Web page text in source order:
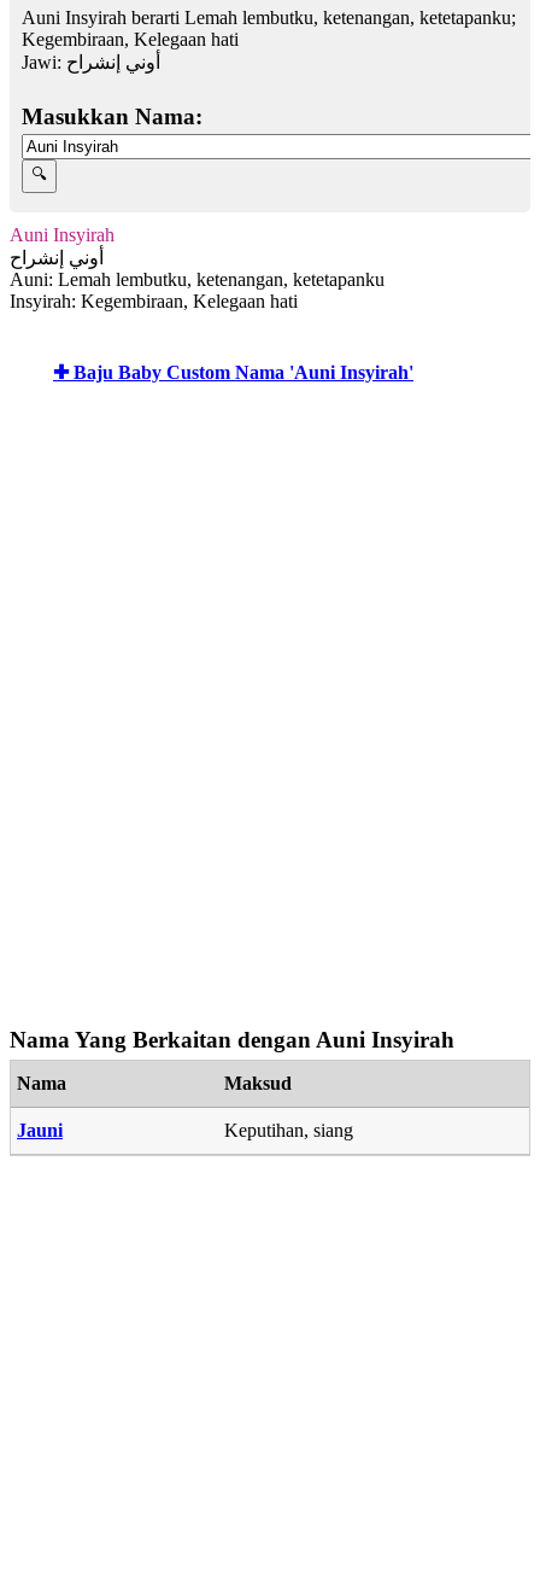
Auni Insyirah berarti Lemah lembutku, ketenangan, ketetapanku;
Kegembiraan, Kelegaan hati
Jawi: أوني إنشراح
Masukkan Nama:
Auni Insyirah
أوني إنشراح
Auni: Lemah lembutku, ketenangan, ketetapanku
Insyirah: Kegembiraan, Kelegaan hati
✚ Baju Baby Custom Nama 'Auni Insyirah'
Nama Yang Berkaitan dengan Auni Insyirah
Nama Maksud
Jauni Keputihan, siang